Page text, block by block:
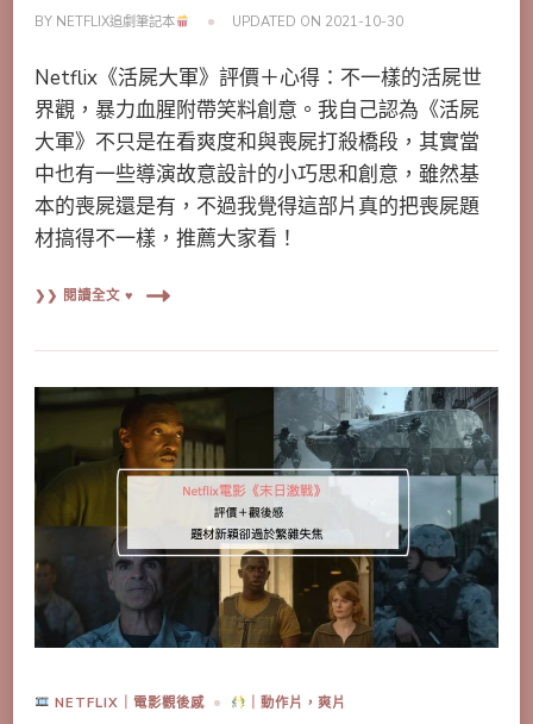
BY NETFLIX追劇筆記本 UPDATED ON 2021-10-30
Netflix《活屍大軍》評價＋心得：不一樣的活屍世
界觀，暴力血腥附帶笑料創意。我自己認為《活屍
大軍》不只是在看爽度和與喪屍打殺橋段，其實當
中也有一些導演故意設計的小巧思和創意，雖然基
本的喪屍還是有，不過我覺得這部片真的把喪屍題
材搞得不一樣，推薦大家看！
❯❯ 閱讀全文 ♥
NETFLIX｜電影觀後感 ｜動作片，爽片